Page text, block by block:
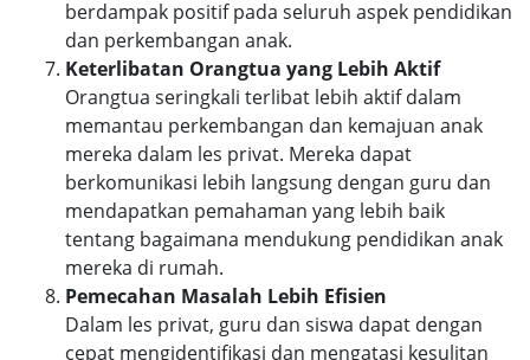
berdampak positif pada seluruh aspek pendidikan
dan perkembangan anak.
Keterlibatan Orangtua yang Lebih Aktif
Orangtua seringkali terlibat lebih aktif dalam
memantau perkembangan dan kemajuan anak
mereka dalam les privat. Mereka dapat
berkomunikasi lebih langsung dengan guru dan
mendapatkan pemahaman yang lebih baik
tentang bagaimana mendukung pendidikan anak
mereka di rumah.
Pemecahan Masalah Lebih Efisien
Dalam les privat, guru dan siswa dapat dengan
cepat mengidentifikasi dan mengatasi kesulitan